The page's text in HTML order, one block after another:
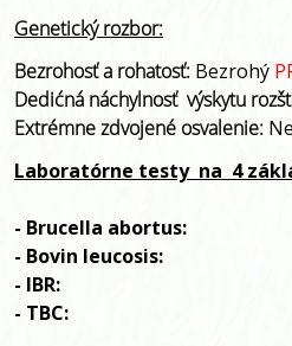
Genetický rozbor:
Bezrohosť a rohatosť: Bezrohý
Dedićná náchylnosť výskytu
Extrémne zdvojené osvalenie:
Laboratórne testy na 4
- Brucella abortus:
- Bovin leucosis:
- IBR:
- TBC: